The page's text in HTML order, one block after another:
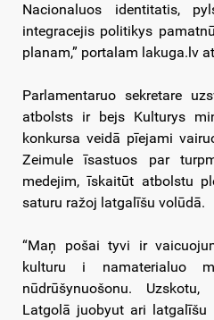
Nacionaluos identitatis,
integracejis politikys
planam,” portalam lakuga.lv
Parlamentaruo sekretare
atbolsts ir bejs Kulturys
konkursa veidā pīejami
Zeimule īsastuos par
medejim, īskaitūt atbolstu
saturu ražoj latgalīšu volūdā.
“Maņ pošai tyvi ir
kulturu i namaterialuo
nūdrūšynuošonu.
Latgolā juobyut ari latgalīšu